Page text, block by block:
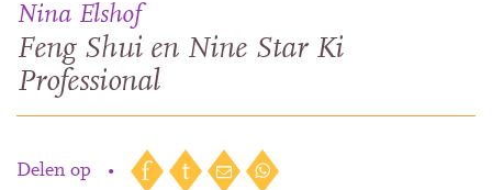
Nina Elshof
Feng Shui en Nine Star Ki
Professional
Delen op •